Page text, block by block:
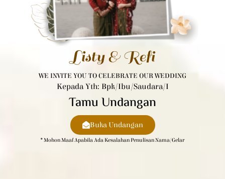
Listy & Refi
WE INVITE YOU TO CELEBRATE OUR WEDDING
Kepada Yth: Bpk/Ibu/Saudara/i
Tamu Undangan
Buka Undangan
* Mohon Maaf Apabila Ada Kesalahan Penulisan Nama/gelar